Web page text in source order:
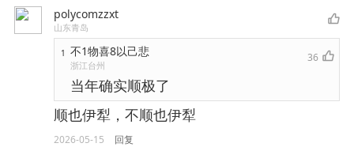
polycomzzxt
山东青岛
1 不1物喜8以己悲
浙江台州
36
当年确实顺极了
顺也伊犁，不顺也伊犁
2026-05-15 回复